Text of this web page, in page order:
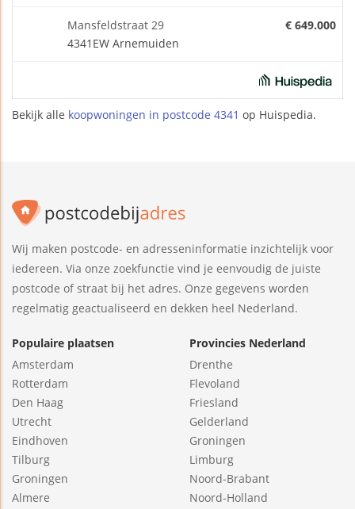
Mansfeldstraat 29
4341EW Arnemuiden
€ 649.000
Bekijk alle koopwoningen in postcode 4341 op Huispedia.
Wij maken postcode- en adresseninformatie inzichtelijk voor
iedereen. Via onze zoekfunctie vind je eenvoudig de juiste
postcode of straat bij het adres. Onze gegevens worden
regelmatig geactualiseerd en dekken heel Nederland.
Populaire plaatsen
Amsterdam
Rotterdam
Den Haag
Utrecht
Eindhoven
Tilburg
Groningen
Almere
Provincies Nederland
Drenthe
Flevoland
Friesland
Gelderland
Groningen
Limburg
Noord-Brabant
Noord-Holland